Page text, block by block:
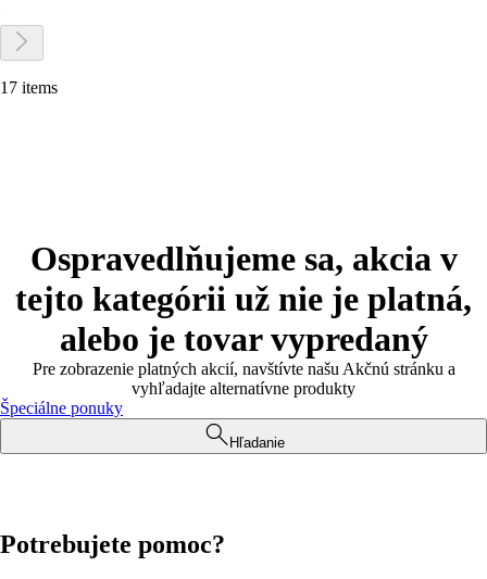
17 items
Ospravedlňujeme sa, akcia v
tejto kategórii už nie je platná,
alebo je tovar vypredaný
Pre zobrazenie platných akcií, navštívte našu Akčnú stránku a
vyhľadajte alternatívne produkty
Špeciálne ponuky
Hľadanie
Potrebujete pomoc?